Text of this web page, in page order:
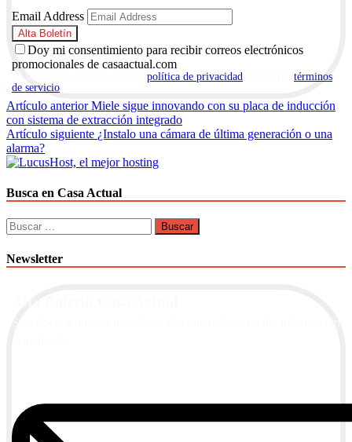
Email Address
Doy mi consentimiento para recibir correos electrónicos
promocionales de casaactual.com
política de privacidad
términos
de servicio
Navegación
de
entradas
Artículo anterior Miele sigue innovando con su placa de inducción
con sistema de extracción integrado
Artículo siguiente ¿Instalo una cámara de última generación o una
alarma?
Busca en Casa Actual
Buscar:
Newsletter